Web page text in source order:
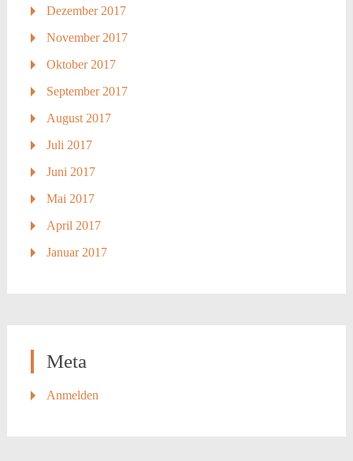
Dezember 2017
November 2017
Oktober 2017
September 2017
August 2017
Juli 2017
Juni 2017
Mai 2017
April 2017
Januar 2017
Meta
Anmelden